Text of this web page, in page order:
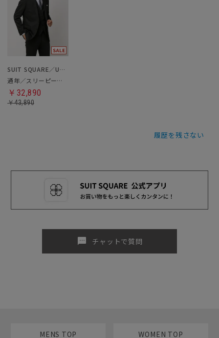
SUIT SQUARE／UNIVERSAL LANGUAGE
通年／スリーピーススーツ／フォーマル兼用
￥32,890
￥43,890
履歴を残さない
sms チャットで質問
MENS TOP WOMEN TOP